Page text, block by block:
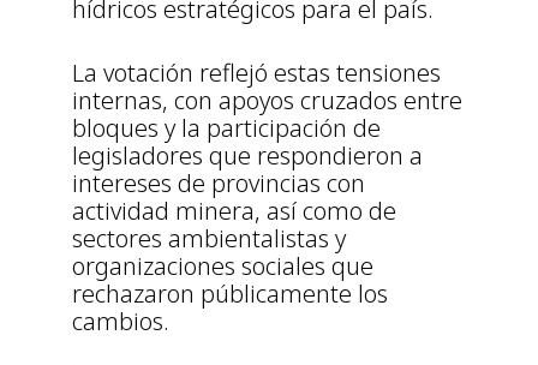
hídricos estratégicos para el país.
La votación reflejó estas tensiones
internas, con apoyos cruzados entre
bloques y la participación de
legisladores que respondieron a
intereses de provincias con
actividad minera, así como de
sectores ambientalistas y
organizaciones sociales que
rechazaron públicamente los
cambios.